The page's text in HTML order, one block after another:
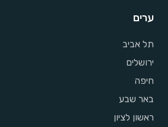
ערים
תל אביב
ירושלים
חיפה
באר שבע
ראשון לציון